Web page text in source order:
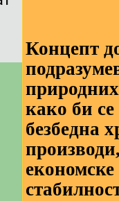
Концепт
како би се
безбедна